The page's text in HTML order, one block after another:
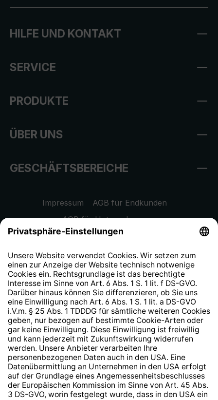
HILFE UND KONTAKT
SERVICE
PRODUKTE
ÜBER UNS
GESCHÄFTSBEREICHE
Impressum
AGB für Endkunden
AGB für Unternehmen
Datenschutzhinweis
Widerrufsrecht
Hinweisgeberschutzsystem
Barrierefreiheit